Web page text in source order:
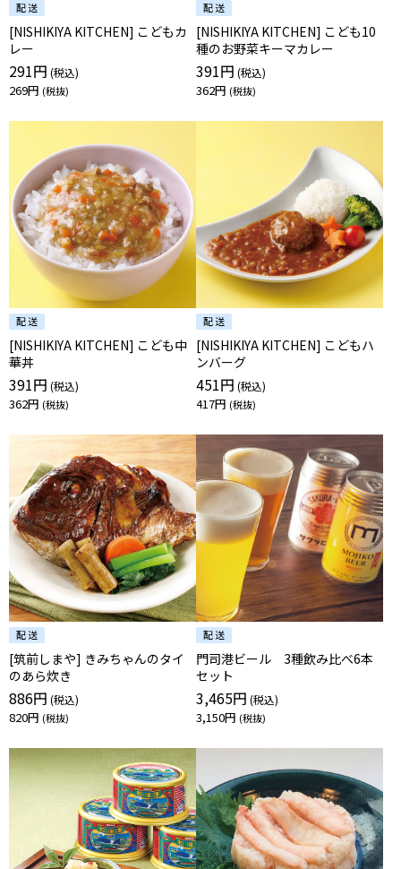
[NISHIKIYA KITCHEN] こどもカ
レー
291円
269円
[NISHIKIYA KITCHEN] こども10
種のお野菜キーマカレー
391円
362円
[NISHIKIYA KITCHEN] こども中
華丼
391円
362円
[NISHIKIYA KITCHEN] こどもハ
ンバーグ
451円
417円
[筑前しまや] きみちゃんのタイ
のあら炊き
886円
820円
門司港ビール 3種飲み比べ6本
セット
3,465円
3,150円